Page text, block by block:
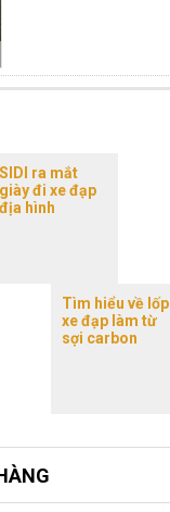
SIDI ra mắt
giày đi xe đạp
địa hình
Tìm hiểu về lốp
xe đạp làm từ
sợi carbon